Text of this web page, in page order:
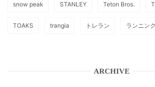
snow peak STANLEY Teton Bros.
TOAKS trangia トレラン ランニン
ARCHIVE